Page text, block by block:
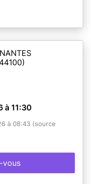
à 11:30
à 08:43 (source
vous